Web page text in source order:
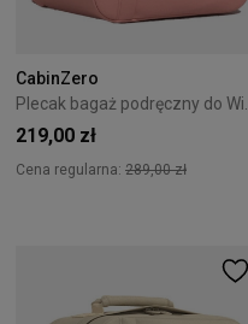
CabinZero
219,00 zł
Cena regularna: 289,00 zł